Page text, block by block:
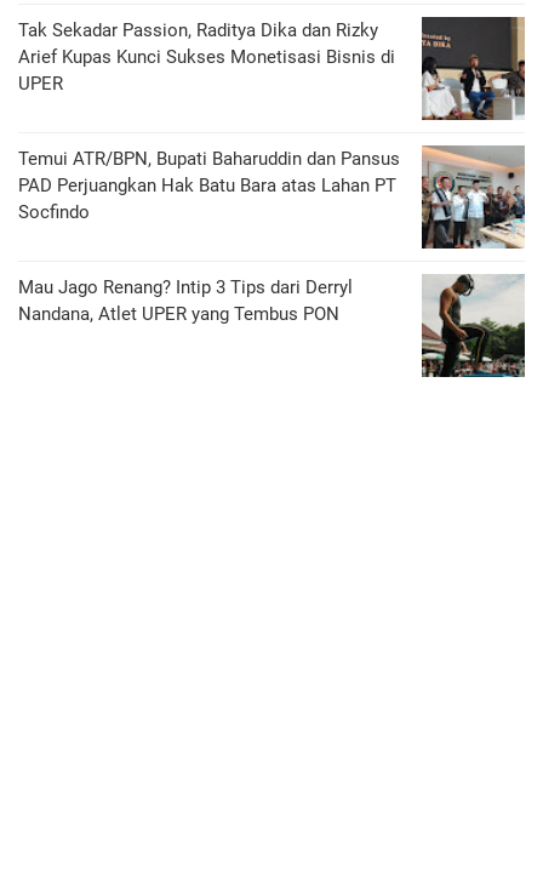
Tak Sekadar Passion, Raditya Dika dan Rizky
Arief Kupas Kunci Sukses Monetisasi Bisnis di
UPER
Temui ATR/BPN, Bupati Baharuddin dan Pansus
PAD Perjuangkan Hak Batu Bara atas Lahan PT
Socfindo
Mau Jago Renang? Intip 3 Tips dari Derryl
Nandana, Atlet UPER yang Tembus PON